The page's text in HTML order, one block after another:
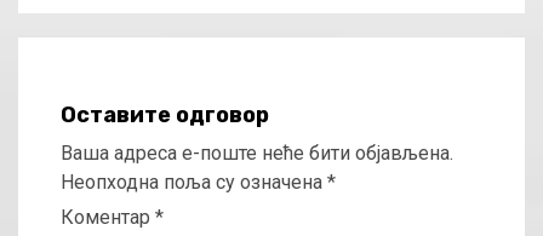
Оставите одговор
Ваша адреса е-поште неће бити објављена.
Неопходна поља су означена *
Коментар *